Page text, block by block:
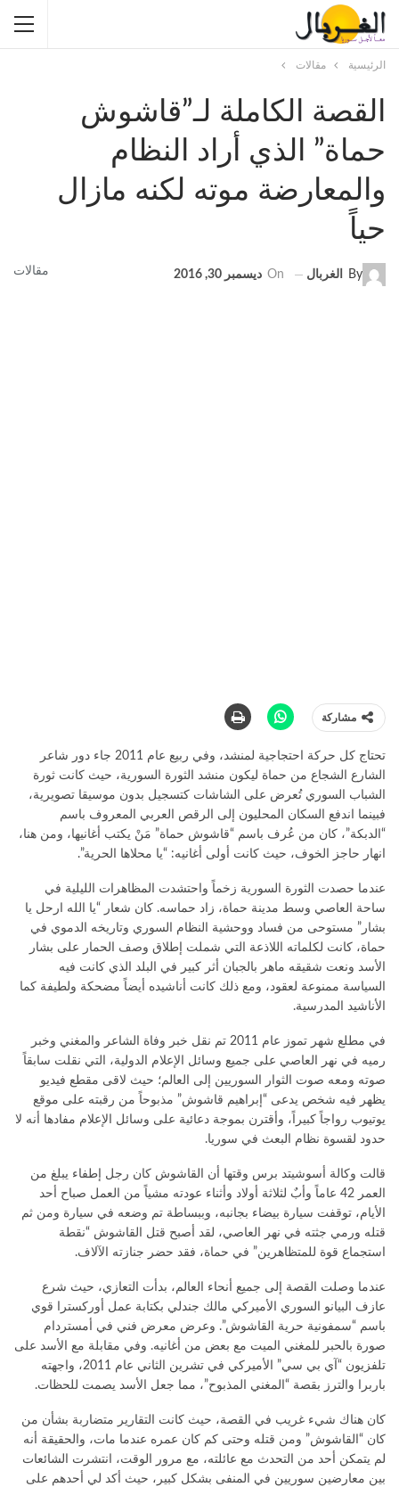
الرئيسية مقالات
القصة الكاملة لـ”قاشوش
حماة” الذي أراد النظام
والمعارضة موته لكنه مازال
حياً
مقالات By الغربال On ديسمبر 30, 2016
مشاركة
تحتاج كل حركة احتجاجية لمنشد، وفي ربيع عام 2011 جاء دور شاعر
الشارع الشجاع من حماة ليكون منشد الثورة السورية، حيث كانت ثورة
الشباب السوري تُعرض على الشاشات كتسجيل بدون موسيقا تصويرية،
فبينما اندفع السكان المحليون إلى الرقص العربي المعروف باسم
“الدبكة”، كان من عُرف باسم “قاشوش حماة” مَنْ يكتب أغانيها، ومن هنا،
انهار حاجز الخوف، حيث كانت أولى أغانيه: “يا محلاها الحرية”.
عندما حصدت الثورة السورية زخماً واحتشدت المظاهرات الليلية في
ساحة العاصي وسط مدينة حماة، زاد حماسه. كان شعار “يا الله ارحل يا
بشار” مستوحى من فساد ووحشية النظام السوري وتاريخه الدموي في
حماة، كانت لكلماته اللاذعة التي شملت إطلاق وصف الحمار على بشار
الأسد ونعت شقيقه ماهر بالجبان أثر كبير في البلد الذي كانت فيه
السياسة ممنوعة لعقود، ومع ذلك كانت أناشيده أيضاً مضحكة ولطيفة كما
الأناشيد المدرسية.
في مطلع شهر تموز عام 2011 تم نقل خبر وفاة الشاعر والمغني وخبر
رميه في نهر العاصي على جميع وسائل الإعلام الدولية، التي نقلت سابقاً
صوته ومعه صوت الثوار السوريين إلى العالم؛ حيث لاقى مقطع فيديو
يظهر فيه شخص يدعى “إبراهيم قاشوش” مذبوحاً من رقبته على موقع
يوتيوب رواجاً كبيراً، وأقترن بموجة دعائية على وسائل الإعلام مفادها أنه لا
حدود لقسوة نظام البعث في سوريا.
قالت وكالة أسوشيتد برس وقتها أن القاشوش كان رجل إطفاء يبلغ من
العمر 42 عاماً وأبٌ لثلاثة أولاد وأثناء عودته مشياً من العمل صباح أحد
الأيام، توقفت سيارة بيضاء بجانبه، وببساطة تم وضعه في سيارة ومن ثم
قتله ورمي جثته في نهر العاصي، لقد أصبح قتل القاشوش “نقطة
استجماع قوة للمتظاهرين” في حماة، فقد حضر جنازته الآلاف.
عندما وصلت القصة إلى جميع أنحاء العالم، بدأت التعازي، حيث شرع
عازف البيانو السوري الأميركي مالك جندلي بكتابة عمل أوركسترا قوي
باسم “سمفونية حرية القاشوش”. وعرض معرض فني في أمستردام
صورة بالحبر للمغني الميت مع بعض من أغانيه. وفي مقابلة مع الأسد على
تلفزيون “آي بي سي” الأميركي في تشرين الثاني عام 2011، واجهته
باربرا والترز بقصة “المغني المذبوح”، مما جعل الأسد يصمت للحظات.
كان هناك شيء غريب في القصة، حيث كانت التقارير متضاربة بشأن من
كان “القاشوش” ومن قتله وحتى كم كان عمره عندما مات، والحقيقة أنه
لم يتمكن أحد من التحدث مع عائلته، مع مرور الوقت، انتشرت الشائعات
بين معارضين سوريين في المنفى بشكل كبير، حيث أكد لي أحدهم على